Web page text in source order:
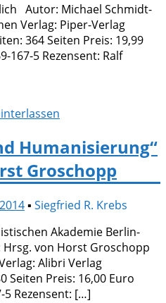
Autor: Michael Schmidt-
Verlag: Piper-Verlag
364 Seiten Preis: 19,99
167-5 Rezensent: Ralf
Humanisierung“
Groschopp
▪ Siegfried R. Krebs
Akademie Berlin-
von Horst Groschopp
Alibri Verlag
Seiten Preis: 16,00 Euro
5 Rezensent: […]